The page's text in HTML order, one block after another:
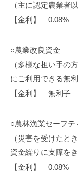
（主に認定農業者
【金利】 0.08%
○農業改良資金
（多様な担い手の
にご利用できる無
【金利】 無利子
○農林漁業セーフテ
（災害を受けたと
資金繰りに支障を
【金利】 0.08%